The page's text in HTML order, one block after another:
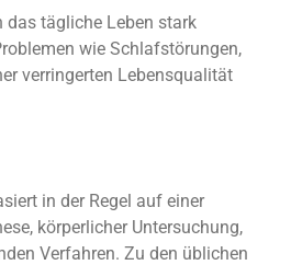
das tägliche Leben stark
wie Schlafstörungen,
verringerten Lebensqualität
in der Regel auf einer
körperlicher Untersuchung,
Verfahren. Zu den üblichen